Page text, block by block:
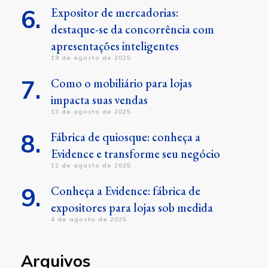
Expositor de mercadorias:
destaque-se da concorrência com
apresentações inteligentes
19 de agosto de 2025
Como o mobiliário para lojas
impacta suas vendas
13 de agosto de 2025
Fábrica de quiosque: conheça a
Evidence e transforme seu negócio
12 de agosto de 2025
Conheça a Evidence: fábrica de
expositores para lojas sob medida
4 de agosto de 2025
Arquivos